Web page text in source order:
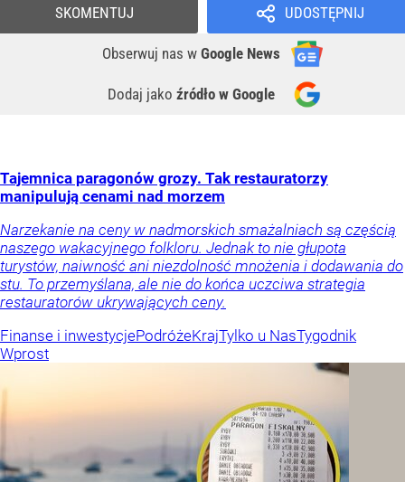
UDOSTĘPNIJ
Obserwuj nas w Google News
Dodaj jako źródło w Google
SKOMENTUJ
Tajemnica paragonów grozy. Tak restauratorzy
manipulują cenami nad morzem
Narzekanie na ceny w nadmorskich smażalniach są częścią
naszego wakacyjnego folkloru. Jednak to nie głupota
turystów, naiwność ani niezdolność mnożenia i dodawania do
stu. To przemyślana, ale nie do końca uczciwa strategia
restauratorów ukrywających ceny.
Finanse i inwestycjePodróżeKrajTylko u NasTygodnik
Wprost